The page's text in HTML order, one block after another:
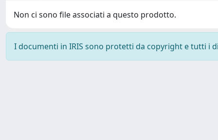
Non ci sono file associati a questo prodotto.
I documenti in IRIS sono protetti da copyright e tutti i